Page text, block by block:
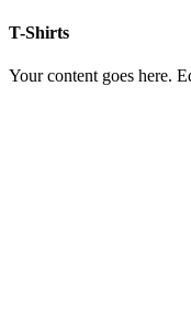
T-Shirts
Your content goes here.